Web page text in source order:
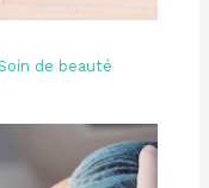
de beauté